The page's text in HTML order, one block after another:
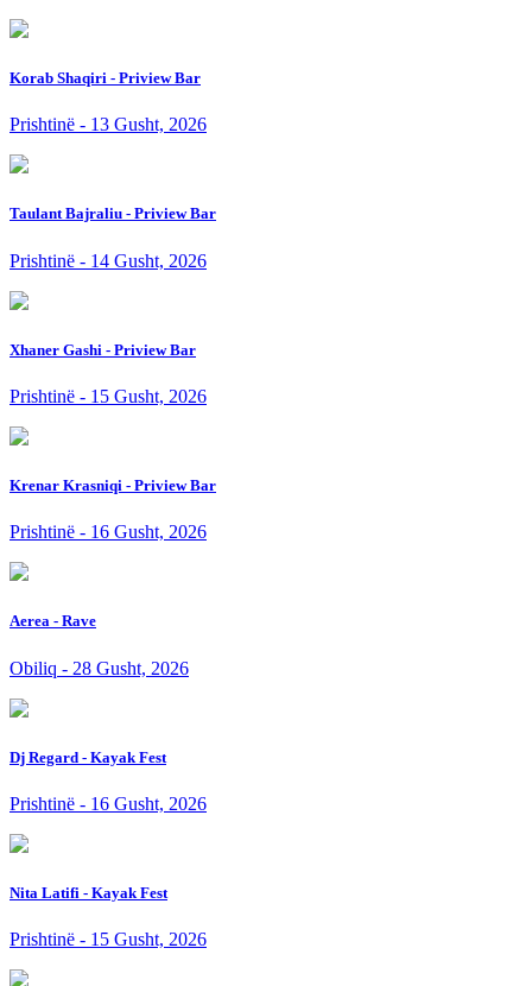
Korab Shaqiri - Priview Bar
Prishtinë - 13 Gusht, 2026
Taulant Bajraliu - Priview Bar
Prishtinë - 14 Gusht, 2026
Xhaner Gashi - Priview Bar
Prishtinë - 15 Gusht, 2026
Krenar Krasniqi - Priview Bar
Prishtinë - 16 Gusht, 2026
Aerea - Rave
Obiliq - 28 Gusht, 2026
Dj Regard - Kayak Fest
Prishtinë - 16 Gusht, 2026
Nita Latifi - Kayak Fest
Prishtinë - 15 Gusht, 2026